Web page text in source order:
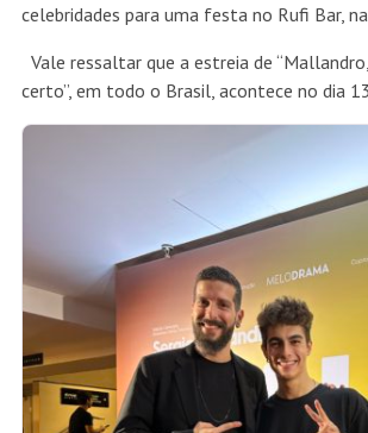
celebridades para uma festa no Rufi Bar,
Vale ressaltar que a estreia de
certo”, em todo o Brasil,acontece no dia